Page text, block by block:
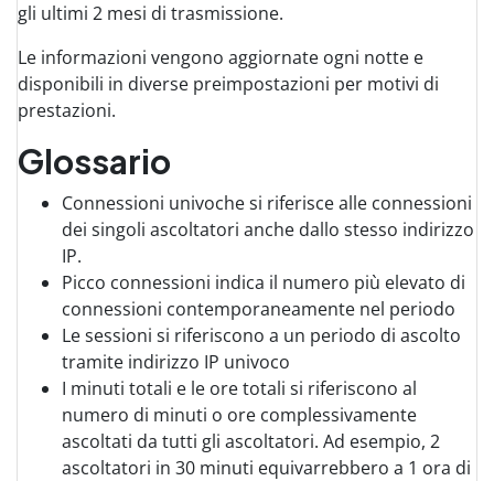
gli ultimi 2 mesi di trasmissione.
Le informazioni vengono aggiornate ogni notte e
disponibili in diverse preimpostazioni per motivi di
prestazioni.
Glossario
Connessioni univoche si riferisce alle connessioni
dei singoli ascoltatori anche dallo stesso indirizzo
IP.
Picco connessioni indica il numero più elevato di
connessioni contemporaneamente nel periodo
Le sessioni si riferiscono a un periodo di ascolto
tramite indirizzo IP univoco
I minuti totali e le ore totali si riferiscono al
numero di minuti o ore complessivamente
ascoltati da tutti gli ascoltatori. Ad esempio, 2
ascoltatori in 30 minuti equivarrebbero a 1 ora di